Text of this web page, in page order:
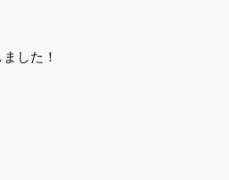
した！